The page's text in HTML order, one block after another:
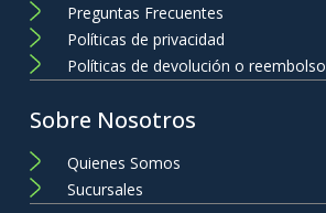
Preguntas Frecuentes
Políticas de privacidad
Políticas de devolución o reembolso
Sobre Nosotros
Quienes Somos
Sucursales